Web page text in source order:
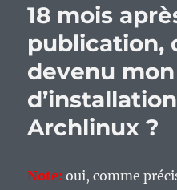
on
passait
en
dur
?
Épisode
donnons
voix
18 mois
publication,
devenu
Archlinux ?
Note: oui, comme